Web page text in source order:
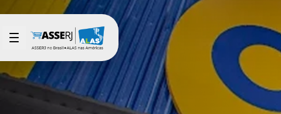
Saltar al contenido principal